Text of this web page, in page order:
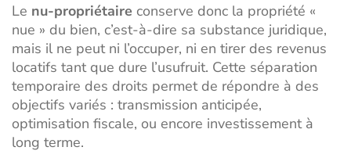
Le nu-propriétaire conserve donc la propriété «
nue » du bien, c’est-à-dire sa substance juridique,
mais il ne peut ni l’occuper, ni en tirer des revenus
locatifs tant que dure l’usufruit. Cette séparation
temporaire des droits permet de répondre à des
objectifs variés : transmission anticipée,
optimisation fiscale, ou encore investissement à
long terme.